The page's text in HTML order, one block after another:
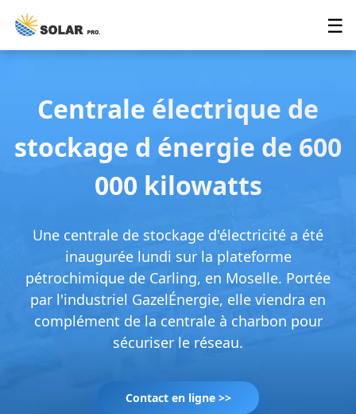
☰
Centrale électrique de
stockage d énergie de 600
000 kilowatts
Une centrale de stockage d'électricité a été
inaugurée lundi sur la plateforme
pétrochimique de Carling, en Moselle. Portée
par l'industriel GazelÉnergie, elle viendra en
complément de la centrale à charbon pour
sécuriser le réseau.
Contact en ligne >>